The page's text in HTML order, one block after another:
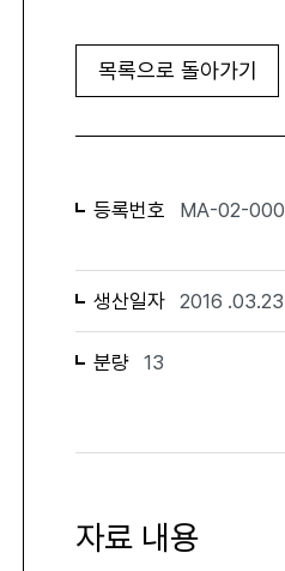
목록으로 돌아가기
등록번호 MA-02-
생산일자 2016 .03.23
분량 13
자료 내용